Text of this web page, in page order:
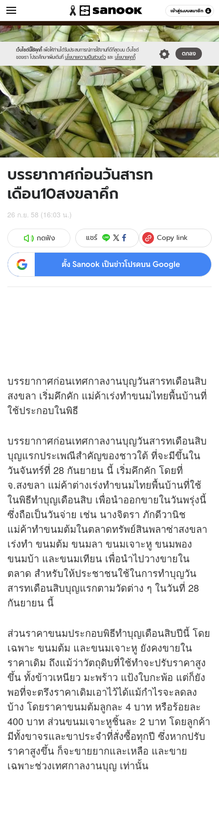
เข้าสู่ระบบสมาชิก
ข่าว หมวดอื่นๆ
เว็บไซต์นี้ใช้คุกกี้ เพื่อให้ท่านได้รับประสบการณ์การใช้งานที่ดีที่สุดบน เว็บไซต์
ของเรา โปรดศึกษาเพิ่มเติมที่ นโยบายความเป็นส่วนตัว และ นโยบายคุกกี้
ตกลง
Sanook
//s.isanook.com/sr/0/images/logo-
new-
sanook.png
600
60
//s.isanook.com/ns/0/ud/374/1872322/648500-
01.jpg
บรรยากาศก่อนวันสารท
เดือน10สงขลาคึก
26 ก.ย. 58 (16:03 น.)
กดฟัง แชร์ Copy link
ตั้ง Sanook เป็นข่าวโปรดบน Google
บรรยากาศก่อนเทศกาลงานบุญวันสารทเดือนสิบ
สงขลา เริ่มคึกคัก แม่ค้าเร่งทำขนมไทยพื้นบ้านที่
ใช้ประกอบในพิธี
บรรยากาศก่อนเทศกาลงานบุญวันสารทเดือนสิบ
บุญแรกประเพณีสำคัญของชาวใต้ ที่จะมีขึ้นใน
วันจันทร์ที่ 28 กันยายน นี้ เริ่มคึกคัก โดยที่
จ.สงขลา แม่ค้าต่างเร่งทำขนมไทยพื้นบ้านที่ใช้
ในพิธีทำบุญเดือนสิบ เพื่อนำออกขายในวันพรุ่งนี้
ซึ่งถือเป็นวันจ่าย เช่น นางจิตรา ภักดีวานิช
แม่ค้าทำขนมต้มในตลาดทรัพย์สินพลาซ่าสงขลา
เร่งทำ ขนมต้ม ขนมลา ขนมเจาะหู ขนมพอง
ขนมบ้า และขนมเทียน เพื่อนำไปวางขายใน
ตลาด สำหรับให้ประชาชนใช้ในการทำบุญวัน
สารทเดือนสิบบุญแรกตามวัดต่าง ๆ ในวันที่ 28
กันยายน นี้
ส่วนราคาขนมประกอบพิธีทำบุญเดือนสิบปีนี้ โดย
เฉพาะ ขนมต้ม และขนมเจาะหู ยังคงขายใน
ราคาเดิม ถึงแม้ว่าวัตถุดิบที่ใช้ทำจะปรับราคาสูง
ขึ้น ทั้งข้าวเหนียว มะพร้าว แป้งใบกะพ้อ แต่ก็ยัง
พอที่จะตรึงราคาเดิมเอาไว้ได้แม้กำไรจะลดลง
บ้าง โดยราคาขนมต้มลูกละ 4 บาท หรือร้อยละ
400 บาท ส่วนขนมเจาะหูชิ้นละ 2 บาท โดยลูกค้า
มีทั้งขาจรและขาประจำที่สั่งซื้อทุกปี ซึ่งหากปรับ
ราคาสูงขึ้น ก็จะขายยากและเหลือ และขาย
เฉพาะช่วงเทศกาลงานบุญ เท่านั้น